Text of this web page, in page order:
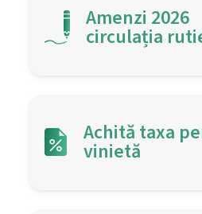
Amenzi 2026
circulația
Achită taxa
vinietă